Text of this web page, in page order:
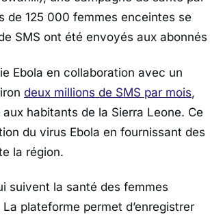
de 125 000 femmes enceintes se
SMS ont été envoyés aux abonnés
Ebola en collaboration avec un
deux millions de SMS par mois,
habitants de la Sierra Leone. Ce
du virus Ebola en fournissant des
la région.
suivent la santé des femmes
plateforme permet d’enregistrer